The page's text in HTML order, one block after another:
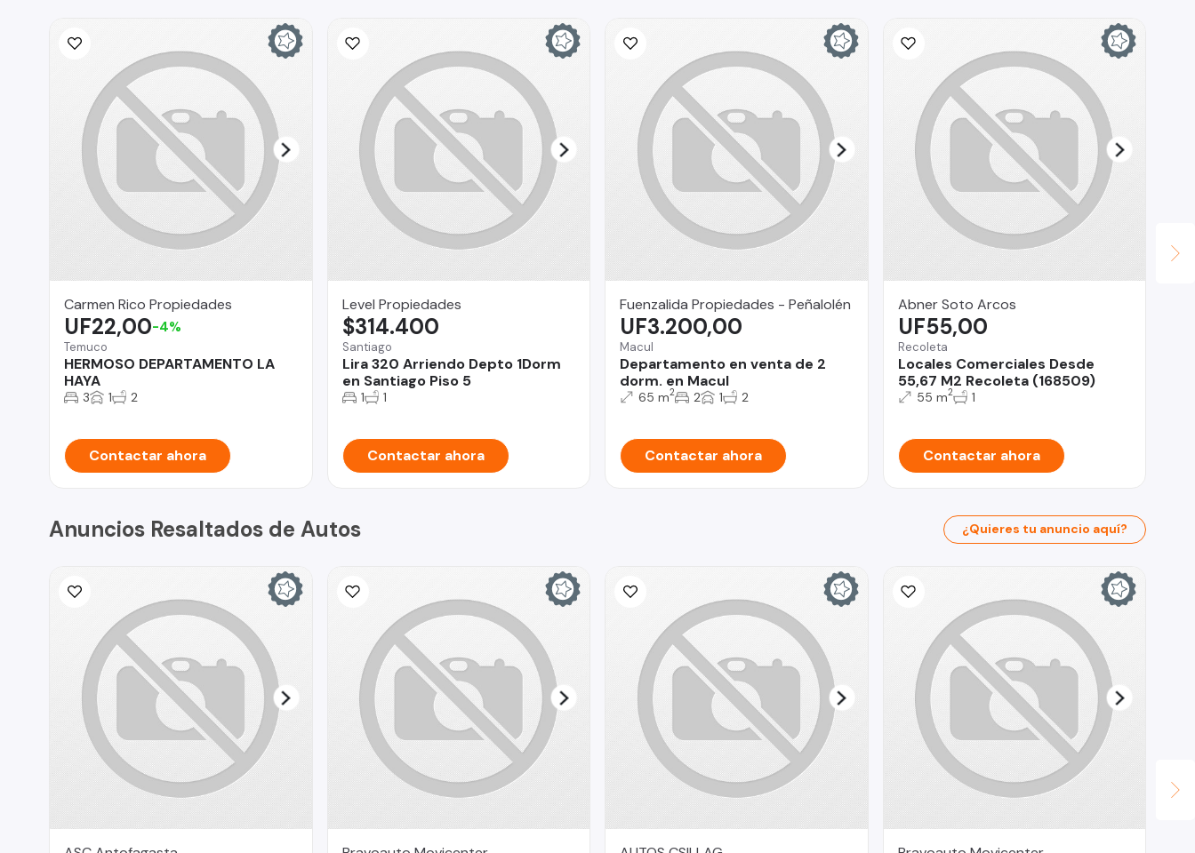
Carmen Rico Propiedades
Temuco
HERMOSO DEPARTAMENTO LA
HAYA
UF22,00-4%
3 1 2
Contactar ahora
Level Propiedades
Santiago
Lira 320 Arriendo Depto 1Dorm
en Santiago Piso 5
$314.400
1 1
Contactar ahora
Fuenzalida Propiedades - Peñalolén
Macul
Departamento en venta de 2
dorm. en Macul
UF3.200,00
65 m2 2 1 2
Contactar ahora
Abner Soto Arcos
Recoleta
Locales Comerciales Desde
55,67 M2 Recoleta (168509)
UF55,00
55 m2 1
Contactar ahora
Anuncios Resaltados de Autos ¿Quieres tu anuncio aquí?